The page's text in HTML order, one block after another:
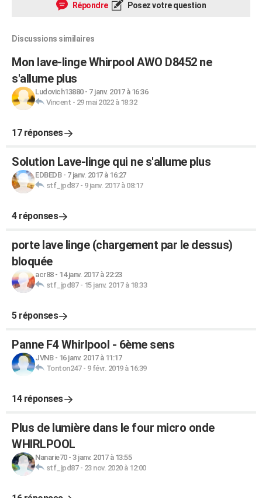
Répondre Posez votre question
Discussions similaires
Mon lave-linge Whirpool AWO D8452 ne
s'allume plus
Ludovich13880- 7 janv. 2017 à 16:36
Vincent - 29 mai 2022 à 18:32
17 réponses
Solution Lave-linge qui ne s'allume plus
EDBEDB- 7 janv. 2017 à 16:27
stf_jpd87- 9 janv. 2017 à 08:17
4 réponses
porte lave linge (chargement par le dessus)
bloquée
acr88- 14 janv. 2017 à 22:23
stf_jpd87- 15 janv. 2017 à 18:33
5 réponses
Panne F4 Whirlpool - 6ème sens
JVNB- 16 janv. 2017 à 11:17
Tonton247- 9 févr. 2019 à 16:39
14 réponses
Plus de lumière dans le four micro onde
WHIRLPOOL
Nanarie70- 3 janv. 2017 à 13:55
stf_jpd87- 23 nov. 2020 à 12:00